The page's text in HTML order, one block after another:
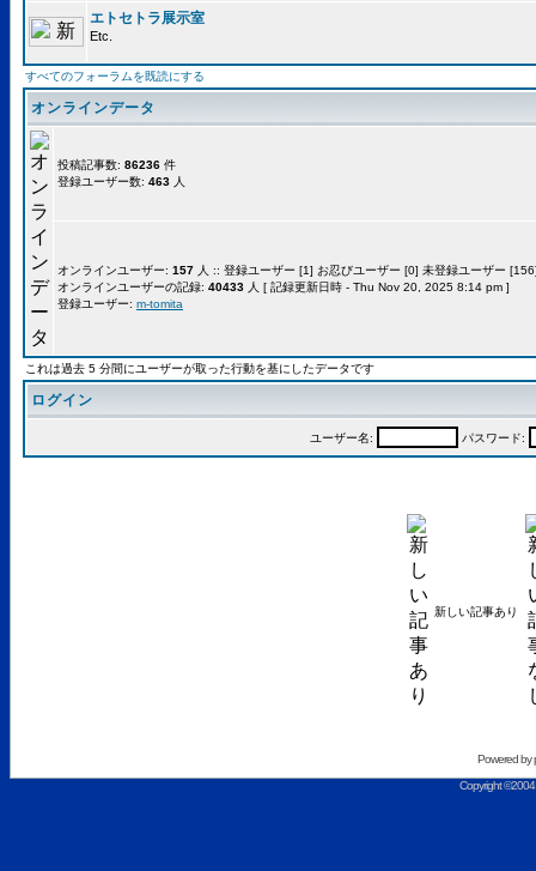
エトセトラ展示室
Etc.
すべてのフォーラムを既読にする
オンラインデータ
投稿記事数: 86236 件
登録ユーザー数: 463 人
オンラインユーザー: 157 人 :: 登録ユーザー [1] お忍びユーザー [0] 未登録ユーザー
オンラインユーザーの記録: 40433 人 [ 記録更新日時 - Thu Nov 20, 2025 8:14 pm ]
登録ユーザー: m-tomita
これは過去 5 分間にユーザーが取った行動を基にしたデータです
ログイン
ユーザー名: パスワード:
新しい記事あり
Powered by
Copyright ©2004